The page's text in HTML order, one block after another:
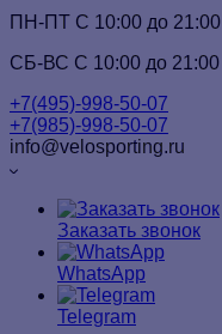
ПН-ПТ C 10:00 до 21:00
СБ-ВС С 10:00 до 21:00
+7(495)-998-50-07
+7(985)-998-50-07
info@velosporting.ru
Заказать звонок
WhatsApp
Telegram